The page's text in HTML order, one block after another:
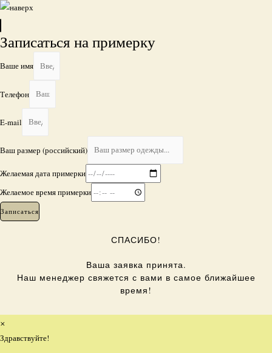
Записаться на примерку
Ваше имя
Телефон
E-mail
Ваш размер (российский)
Желаемая дата примерки
Желаемое время примерки
Записаться
СПАСИБО!
Ваша заявка принята.
Наш менеджер свяжется с вами в самое ближайшее
время!
×
Здравствуйте!